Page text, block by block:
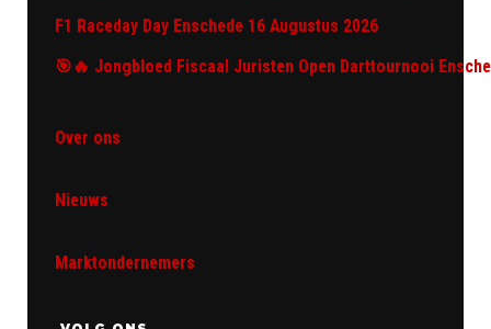
F1 Raceday Day Enschede 16 Augustus 2026
🎯🔥 Jongbloed Fiscaal Juristen Open Darttournooi
Over ons
Nieuws
Marktondernemers